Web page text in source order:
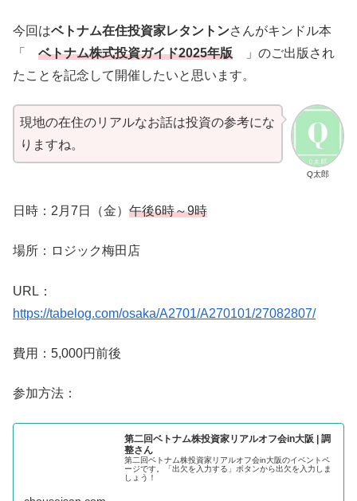
今回はベトナム在住投資家レタントンさんがキンドル本
「 ベトナム株式投資ガイド2025年版 」のご出版され
たことを記念して開催したいと思います。
Q太郎
現地の在住のリアルなお話は投資の参考にな
りますね。
日時：2月7日（金） 午後6時～9時
場所：ロジック梅田店
URL：
https://tabelog.com/osaka/A2701/A270101/27082807/
費用：5,000円前後
参加方法：
第二回ベトナム株投資家リアルオフ会in大阪 | 調
整さん
第二回ベトナム株投資家リアルオフ会in大阪のイベントペ
ージです。「出欠を入力する」ボタンから出欠を入力しま
しょう！